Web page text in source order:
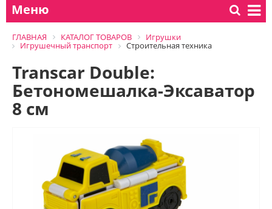
Меню
ГЛАВНАЯ КАТАЛОГ ТОВАРОВ
Игрушки
Игрушечный транспорт
Строительная техника
Transcar Double:
Бетономешалка-Эксаватор
8 см